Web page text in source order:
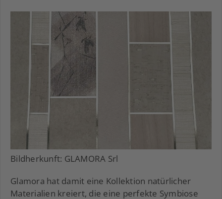
Bildherkunft: GLAMORA Srl
Glamora hat damit eine Kollektion natürlicher
Materialien kreiert, die eine perfekte Symbiose